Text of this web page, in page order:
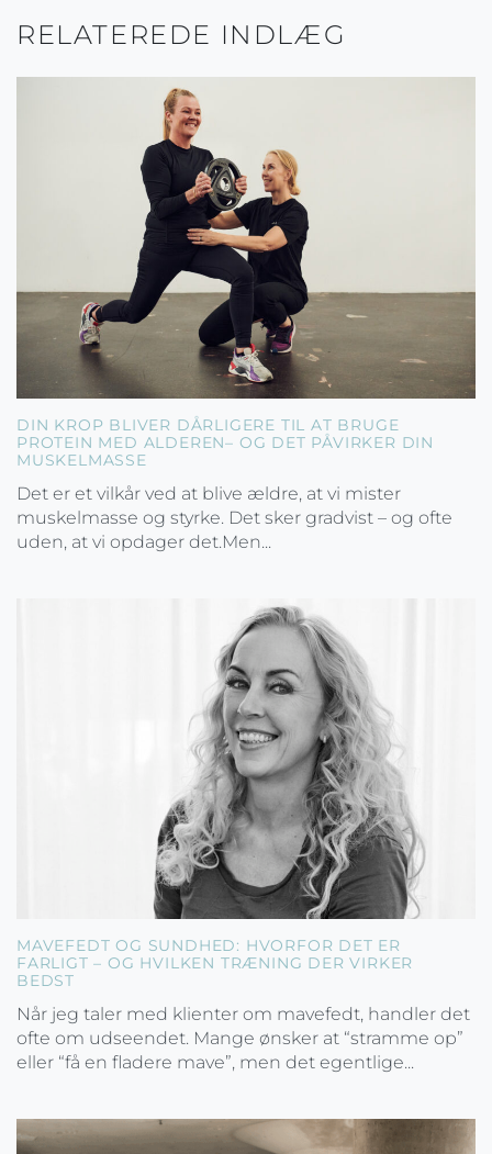
RELATEREDE INDLÆG
DIN KROP BLIVER DÅRLIGERE TIL AT BRUGE
PROTEIN MED ALDEREN– OG DET PÅVIRKER DIN
MUSKELMASSE
Det er et vilkår ved at blive ældre, at vi mister
muskelmasse og styrke. Det sker gradvist – og ofte
uden, at vi opdager det.Men...
MAVEFEDT OG SUNDHED: HVORFOR DET ER
FARLIGT – OG HVILKEN TRÆNING DER VIRKER
BEDST
Når jeg taler med klienter om mavefedt, handler det
ofte om udseendet. Mange ønsker at “stramme op”
eller “få en fladere mave”, men det egentlige...